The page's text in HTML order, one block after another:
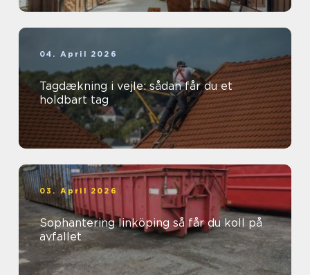
04. April 2026
Tagdækning i vejle: sådan får du et
holdbart tag
03. April 2026
Sophantering linköping så får du koll på
avfallet